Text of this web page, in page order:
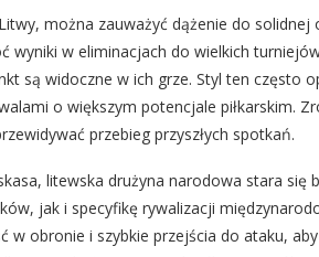
można zauważyć dążenie do
wyniki w eliminacjach do wielkich
są widoczne w ich grze. Styl ten często
o większym potencjale piłkarskim.
przebieg przyszłych spotkań.
litewska drużyna narodowa stara
jak i specyfikę rywalizacji
w obronie i szybkie przejścia do ataku,